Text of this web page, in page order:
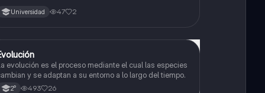
Universidad 47 2
Biología
evolución es el proceso mediante el cual las especies
y se adaptan a su entorno a lo largo del tiempo.
2° 493 26